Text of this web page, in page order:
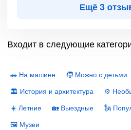
Ещё 3
Входит в следующие
🚗 На машине 🧒 Можно с детьми
🏛 История и архитектура
⚙️
☀️ Летние
🏡 Выездные
🗽
🖼 Музеи